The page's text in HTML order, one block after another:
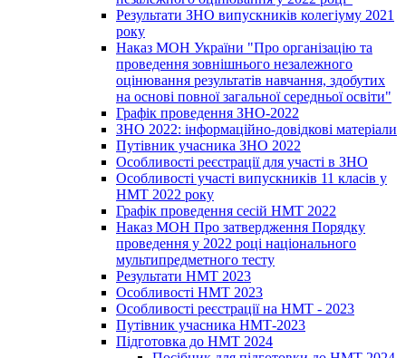
Результати ЗНО випускників колегіуму 2021
року
Наказ МОН України "Про організацію та
проведення зовнішнього незалежного
оцінювання результатів навчання, здобутих
на основі повної загальної середньої освіти"
Графік проведення ЗНО-2022
ЗНО 2022: інформаційно-довідкові матеріали
Путівник учасника ЗНО 2022
Особливості реєстрації для участі в ЗНО
Особливості участі випускників 11 класів у
НМТ 2022 року
Графік проведення сесій НМТ 2022
Наказ МОН Про затвердження Порядку
проведення у 2022 році національного
мультипредметного тесту
Результати НМТ 2023
Особливості НМТ 2023
Особливості реєстрації на НМТ - 2023
Путівник учасника НМТ-2023
Підготовка до НМТ 2024